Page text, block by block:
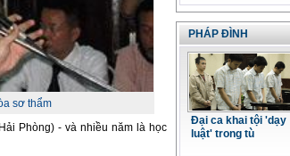
sơ thẩm
Phòng) - và nhiều năm là học
PHÁP ĐÌNH
Đại ca khai tội 'dạy
luật' trong tù